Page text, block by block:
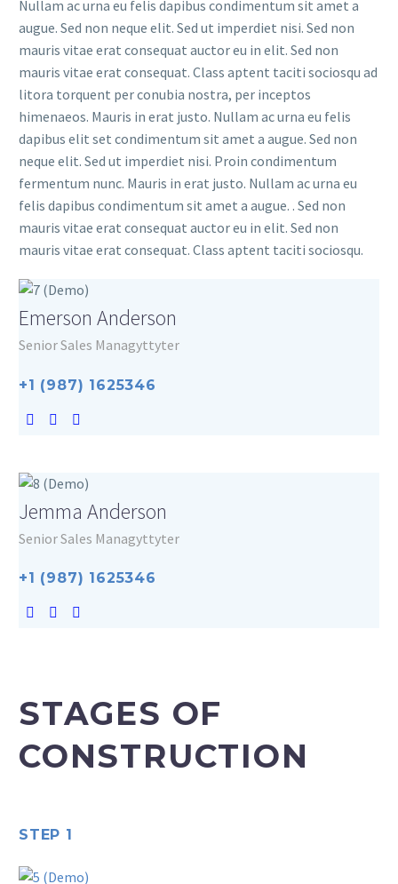
Nullam ac urna eu felis dapibus condimentum sit amet a
augue. Sed non neque elit. Sed ut imperdiet nisi. Sed non
mauris vitae erat consequat auctor eu in elit. Sed non
mauris vitae erat consequat. Class aptent taciti sociosqu ad
litora torquent per conubia nostra, per inceptos
himenaeos. Mauris in erat justo. Nullam ac urna eu felis
dapibus elit set condimentum sit amet a augue. Sed non
neque elit. Sed ut imperdiet nisi. Proin condimentum
fermentum nunc. Mauris in erat justo. Nullam ac urna eu
felis dapibus condimentum sit amet a augue. . Sed non
mauris vitae erat consequat auctor eu in elit. Sed non
mauris vitae erat consequat. Class aptent taciti sociosqu.
Emerson Anderson
Senior Sales Managyttyter
+1 (987) 1625346
Jemma Anderson
Senior Sales Managyttyter
+1 (987) 1625346
STAGES OF
CONSTRUCTION
STEP 1